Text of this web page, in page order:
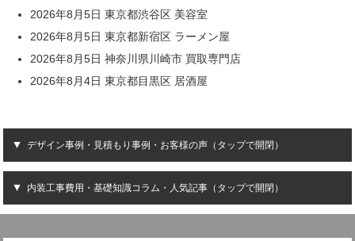
2026年8月5日 東京都渋谷区 美容室
2026年8月5日 東京都新宿区 ラーメン屋
2026年8月5日 神奈川県川崎市 買取専門店
2026年8月4日 東京都目黒区 居酒屋
デザイン事例・見積もり事例・お客様の声（タップで開閉）
内装工事費用・基礎知識コラム・人気記事（タップで開閉）